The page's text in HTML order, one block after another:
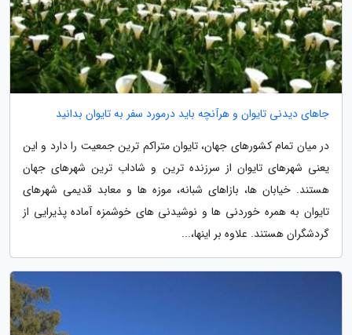
جاهای دیدنی تایوان و هرآنچه باید درمورد سفر به تایوان بدانید
در میان تمام کشورهای جهان، تایوان متراکم ترین جمعیت را دارد و این
یعنی شهرهای تایوان از سرزنده ترین و شاداب ترین شهرهای جهان
هستند. خیابان ها، بازاهای شبانه، موزه ها و معابد قدیمی شهرهای
تایوان به همره خوردنی ها و نوشیدنی های خوشمزه آماده پذیرایی از
گردشگران هستند. علاوه بر اینها،...